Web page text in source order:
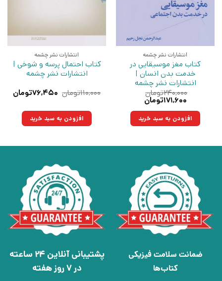
انتشارات نشر چشمه
کتاب مغز موسیقایی در
خدمت بدن انسان |
انتشارات نشر چشمه
۲۴۰,۰۰۰تومان
قیمت
۲۴۰,۰۰۰تومان
بود.
۱۷۱,۶۰۰تومان
۱۷۱,۶۰۰تومان.افزودن به سبد خرید
انتشارات نشر چشمه
کتاب احتمال پرسه و شوخی |
انتشارات نشر چشمه
۱۱۰,۰۰۰تومان قیمت
بود.
۷۶,۴۵۰تومان
افزودن به سبد خرید
ضمانت سلامت فیزیکی
کتاب‌ها
پشتیبانی آنلاین 24 ساعته
در 7 روز هفته